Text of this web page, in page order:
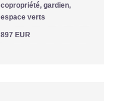
copropriété, gardien,
espace verts
897 EUR